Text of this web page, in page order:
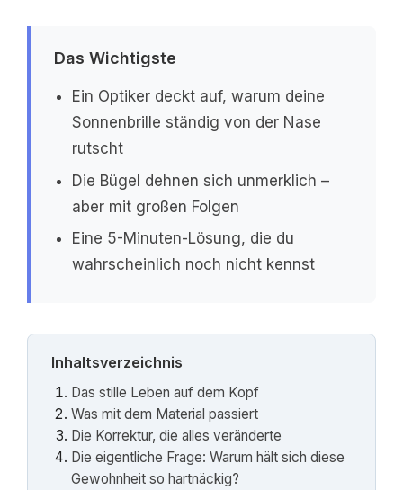
Das Wichtigste
Ein Optiker deckt auf, warum deine
Sonnenbrille ständig von der Nase
rutscht
Die Bügel dehnen sich unmerklich –
aber mit großen Folgen
Eine 5-Minuten-Lösung, die du
wahrscheinlich noch nicht kennst
Inhaltsverzeichnis
Das stille Leben auf dem Kopf
Was mit dem Material passiert
Die Korrektur, die alles veränderte
Die eigentliche Frage: Warum hält sich diese
Gewohnheit so hartnäckig?